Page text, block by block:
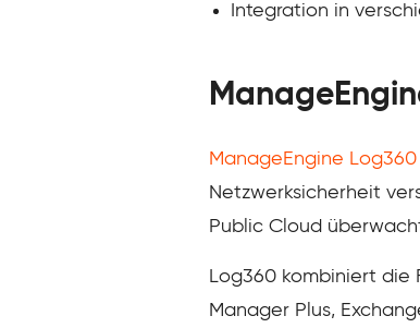
Integration in
ManageEngine Log360
Netzwerksicherheit
Public Cloud
Log360 kombiniert die
Manager Plus,